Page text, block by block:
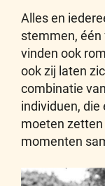
Alles en
stemmen, één
vinden ook
ook zij laten
combinatie
individuen, die
moeten
momenten